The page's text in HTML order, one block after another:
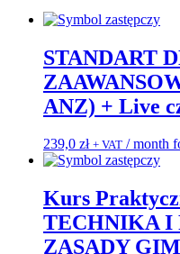
trenerem,
biomechaniki
techniki
rozciągania,
wykłady),
pełny
platformy
STANDART
ANZ) + Live
239,0 zł + VAT / month
Kurs
TECHNIKA I
ZASADY